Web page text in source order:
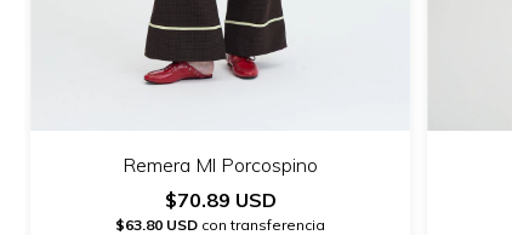
Remera Ml Porcospino
$70.89 USD
$63.80 USD con transferencia